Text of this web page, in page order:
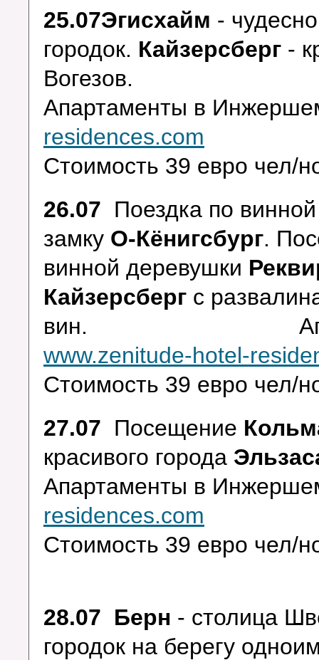
25.07Эгисхайм -
городок. Кайзерсберг -
Вогезов.
Апартаменты в
residences.com
Стоимость 39 евро чел/
26.07 Поездка по
замку О-Кёнигсбург.
винной деревушки
Кайзерсберг с
вин.
www.zenitude-hotel-
Стоимость 39 евро чел/
27.07 Посещение
красивого города
Апартаменты в
residences.com
Стоимость 39 евро чел/
28.07 Берн - столица
городок на берегу